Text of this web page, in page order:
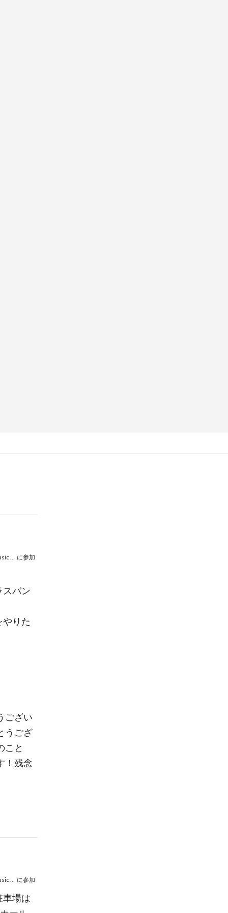
八千代フェスティバルバンド ポップスコンサート 〜やちフェス TV music show〜 に参加
スバン
りた
ござい
うござ
こと
！残念
八千代フェスティバルバンド ポップスコンサート 〜やちフェス TV music show〜 に参加
車場は